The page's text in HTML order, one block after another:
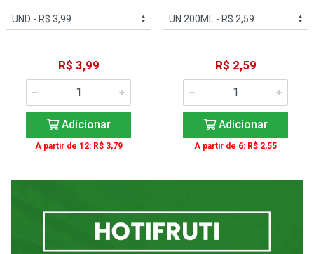
R$ 3,99
Adicionar
A partir de 12: R$ 3,79
R$ 2,59
Adicionar
A partir de 6: R$ 2,55